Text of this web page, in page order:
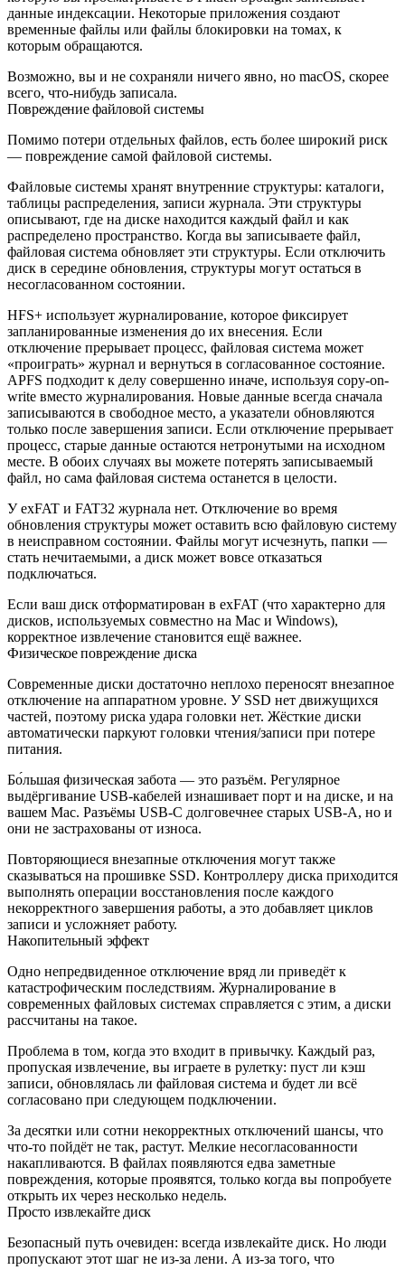
данные индексации. Некоторые приложения создают
временные файлы или файлы блокировки на томах, к
которым обращаются.
Возможно, вы и не сохраняли ничего явно, но macOS, скорее
всего, что-нибудь записала.
Повреждение файловой системы
Помимо потери отдельных файлов, есть более широкий риск
— повреждение самой файловой системы.
Файловые системы хранят внутренние структуры: каталоги,
таблицы распределения, записи журнала. Эти структуры
описывают, где на диске находится каждый файл и как
распределено пространство. Когда вы записываете файл,
файловая система обновляет эти структуры. Если отключить
диск в середине обновления, структуры могут остаться в
несогласованном состоянии.
HFS+ использует журналирование, которое фиксирует
запланированные изменения до их внесения. Если
отключение прерывает процесс, файловая система может
«проиграть» журнал и вернуться в согласованное состояние.
APFS подходит к делу совершенно иначе, используя copy-on-
write вместо журналирования. Новые данные всегда сначала
записываются в свободное место, а указатели обновляются
только после завершения записи. Если отключение прерывает
процесс, старые данные остаются нетронутыми на исходном
месте. В обоих случаях вы можете потерять записываемый
файл, но сама файловая система останется в целости.
У exFAT и FAT32 журнала нет. Отключение во время
обновления структуры может оставить всю файловую систему
в неисправном состоянии. Файлы могут исчезнуть, папки —
стать нечитаемыми, а диск может вовсе отказаться
подключаться.
Если ваш диск отформатирован в exFAT (что характерно для
дисков, используемых совместно на Mac и Windows),
корректное извлечение становится ещё важнее.
Физическое повреждение диска
Современные диски достаточно неплохо переносят внезапное
отключение на аппаратном уровне. У SSD нет движущихся
частей, поэтому риска удара головки нет. Жёсткие диски
автоматически паркуют головки чтения/записи при потере
питания.
Бо́льшая физическая забота — это разъём. Регулярное
выдёргивание USB-кабелей изнашивает порт и на диске, и на
вашем Mac. Разъёмы USB-C долговечнее старых USB-A, но и
они не застрахованы от износа.
Повторяющиеся внезапные отключения могут также
сказываться на прошивке SSD. Контроллеру диска приходится
выполнять операции восстановления после каждого
некорректного завершения работы, а это добавляет циклов
записи и усложняет работу.
Накопительный эффект
Одно непредвиденное отключение вряд ли приведёт к
катастрофическим последствиям. Журналирование в
современных файловых системах справляется с этим, а диски
рассчитаны на такое.
Проблема в том, когда это входит в привычку. Каждый раз,
пропуская извлечение, вы играете в рулетку: пуст ли кэш
записи, обновлялась ли файловая система и будет ли всё
согласовано при следующем подключении.
За десятки или сотни некорректных отключений шансы, что
что-то пойдёт не так, растут. Мелкие несогласованности
накапливаются. В файлах появляются едва заметные
повреждения, которые проявятся, только когда вы попробуете
открыть их через несколько недель.
Просто извлекайте диск
Безопасный путь очевиден: всегда извлекайте диск. Но люди
пропускают этот шаг не из-за лени. А из-за того, что